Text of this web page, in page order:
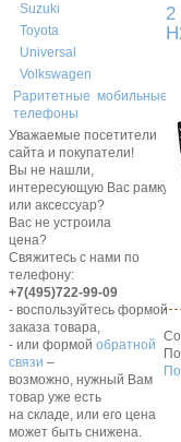
Suzuki
Toyota
Universal
Volkswagen
Раритетные мобильные
телефоны
Уважаемые посетители
сайта и покупатели!
Вы не нашли,
интересующую Вас рамку,
или аксессуар?
Вас не устроила
цена?
Свяжитесь с нами по
телефону:
+7(495)722-99-09
- воспользуйтесь формой
заказа товара,
- или формой обратной
связи –
возможно, нужный Вам
товар уже есть
на складе, или его цена
может быть снижена.
2